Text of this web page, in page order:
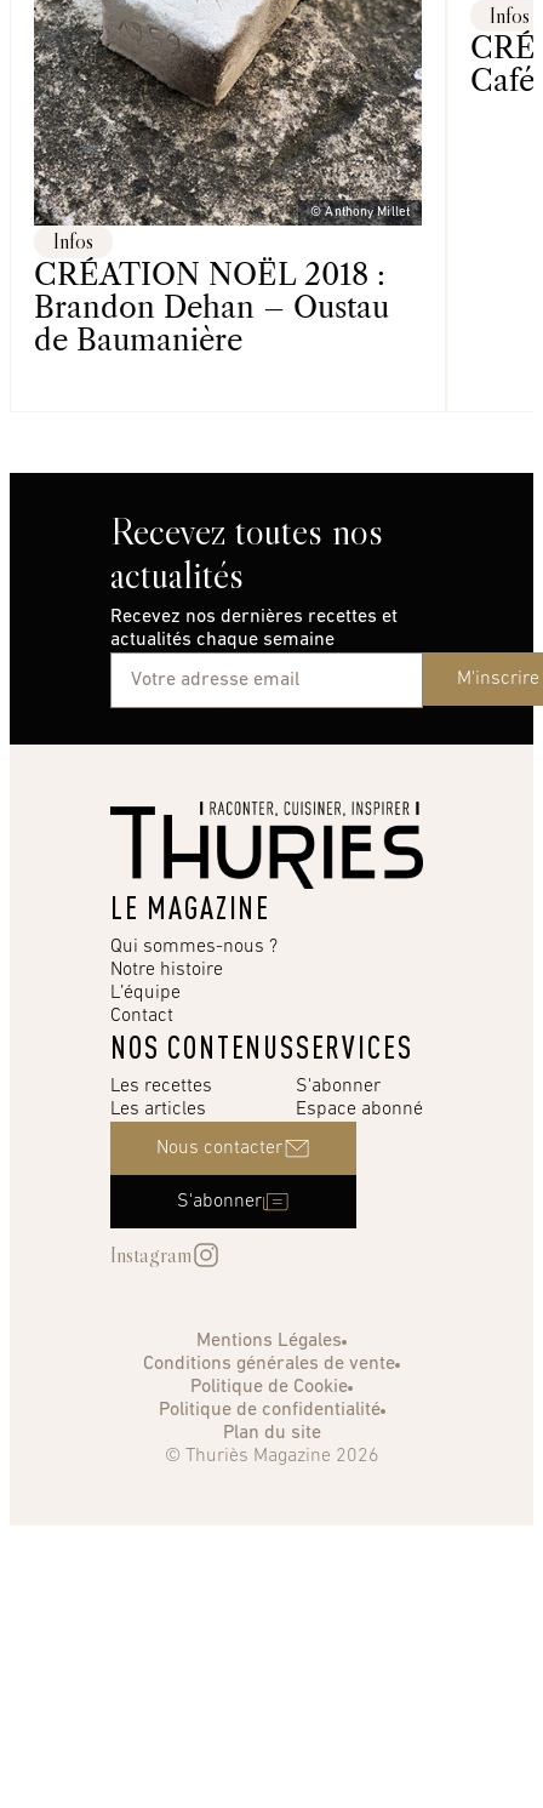
© Anthony Millet
Infos
CRÉATION NOËL 2018 :
Brandon Dehan – Oustau
de Baumanière
Infos
Recevez toutes nos
actualités
Recevez nos dernières recettes et
actualités chaque semaine
M'inscrire
LE MAGAZINE
Qui sommes-nous ?
Notre histoire
L’équipe
Contact
NOS CONTENUS
Les recettes
Les articles
SERVICES
S'abonner
Espace abonné
Nous contacter
S'abonner
Instagram
Mentions Légales
Conditions générales de vente
Politique de Cookie
Politique de confidentialité
Plan du site
© Thuriès Magazine 2026